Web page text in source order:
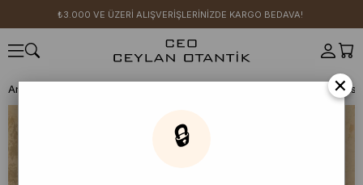
₺3.000 VE ÜZERİ ALIŞVERİŞLERİNİZDE KARGO BEDAVA!
Anasayfa ×
🔒